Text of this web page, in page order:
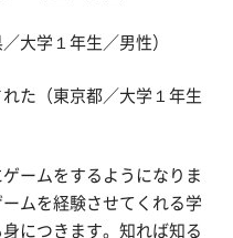
大学１年生／男性）
た（東京都／大学１年生
ームをするようになりま
ムを経験させてくれる学
につきます。知れば知る